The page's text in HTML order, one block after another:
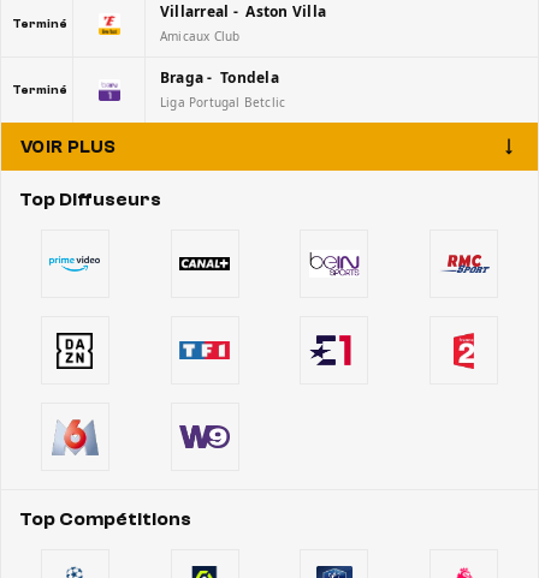
Terminé
Villarreal - Aston Villa
Amicaux Club
Terminé
Braga - Tondela
Liga Portugal Betclic
VOIR PLUS
Top Diffuseurs
Top Compétitions